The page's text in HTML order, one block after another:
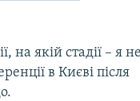
на якій стадії – я не
в Києві після